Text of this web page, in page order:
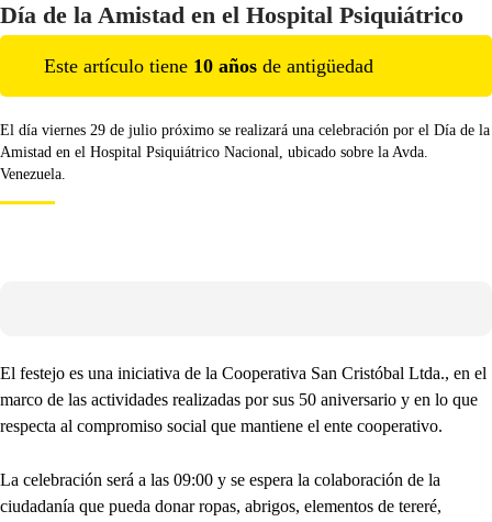
Día de la Amistad en el Hospital Psiquiátrico
Este artículo tiene 10 años de antigüedad
El día viernes 29 de julio próximo se realizará una celebración por el Día de la
Amistad en el Hospital Psiquiátrico Nacional, ubicado sobre la Avda.
Venezuela.
El festejo es una iniciativa de la Cooperativa San Cristóbal Ltda., en el
marco de las actividades realizadas por sus 50 aniversario y en lo que
respecta al compromiso social que mantiene el ente cooperativo.
La celebración será a las 09:00 y se espera la colaboración de la
ciudadanía que pueda donar ropas, abrigos, elementos de tereré,